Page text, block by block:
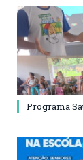
Programa